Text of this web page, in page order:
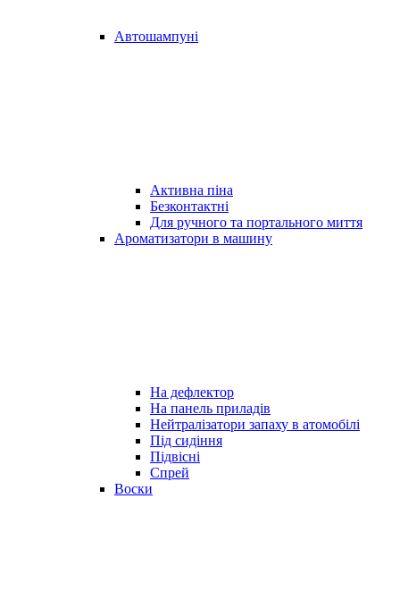
Автошампуні
Активна піна
Безконтактні
Для ручного та портального миття
Ароматизатори в машину
На дефлектор
На панель приладів
Нейтралізатори запаху в атомобілі
Під сидіння
Підвісні
Спрей
Воски